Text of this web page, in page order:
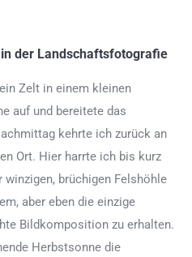
der Landschaftsfotografie
Zelt in einem kleinen
auf und bereitete das
kehrte ich zurück an
Ort. Hier harrte ich bis kurz
brüchigen Felshöhle
aber eben die einzige
Bildkomposition zu erhalten.
Herbstsonne die